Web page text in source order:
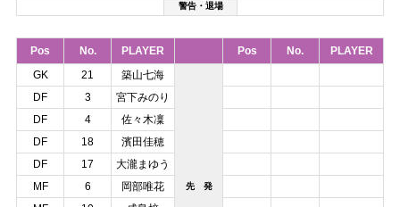
警告・退場
Pos No. PLAYER Pos No.
PLAYER
GK
21 築山七海
先 発
DF 3
宮下みのり
DF
4
佐々木凜
DF
18
濱田佳穂
DF
17
大瀧まゆう
MF
6
岡部唯花